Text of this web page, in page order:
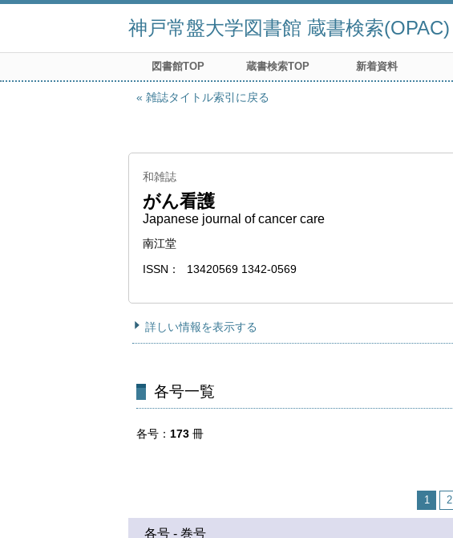
神戸常盤大学図書館 蔵書検索(OPAC)
図書館TOP 蔵書検索TOP 新着資料
雑誌タイトル索引に戻る
和雑誌
がん看護
Japanese journal of cancer care
南江堂
ISSN
13420569 1342-0569
詳しい情報を表示する
各号一覧
各号 173 冊
1 2
各号 - 巻号